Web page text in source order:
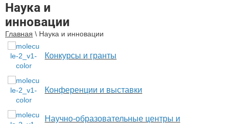
Наука и
инновации
Главная \ Наука и инновации
Конкурсы и гранты
Конференции и выставки
Научно-образовательные центры и